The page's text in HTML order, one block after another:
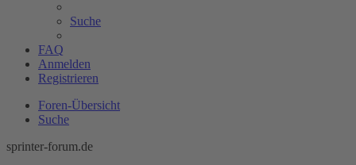
Suche
FAQ
Anmelden
Registrieren
Foren-Übersicht
Suche
sprinter-forum.de